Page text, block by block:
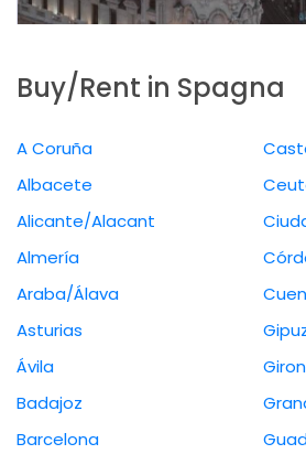
Buy/Rent in Spagna
A Coruña
Albacete
Alicante/Alacant
Almería
Araba/Álava
Asturias
Ávila
Badajoz
Barcelona